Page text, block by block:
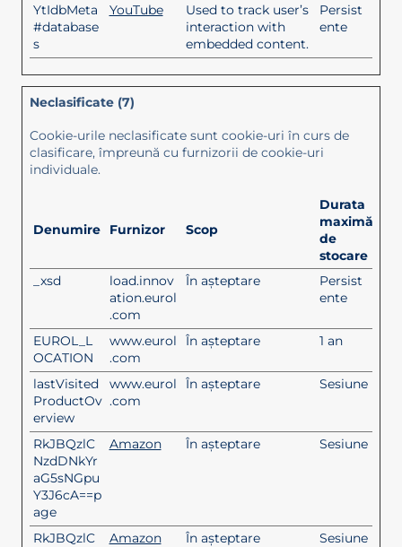
YtIdbMeta
#database
s
YouTube
Used to track user’s
interaction with
embedded content.
Persist
ente
Neclasificate (7)
Cookie-urile neclasificate sunt cookie-uri în curs de
clasificare, împreună cu furnizorii de cookie-uri
individuale.
Denumire Furnizor Scop
Durata
maximă
de
stocare
_xsd
load.innov
ation.eurol
.com
În așteptare
Persist
ente
EUROL_L
OCATION
www.eurol
.com
În așteptare 1 an
lastVisited
ProductOv
erview
www.eurol
.com
În așteptare Sesiune
RkJBQzlC
NzdDNkYr
aG5sNGpu
Y3J6cA==p
age
Amazon În așteptare Sesiune
RkJBQzlC
Amazon În așteptare Sesiune